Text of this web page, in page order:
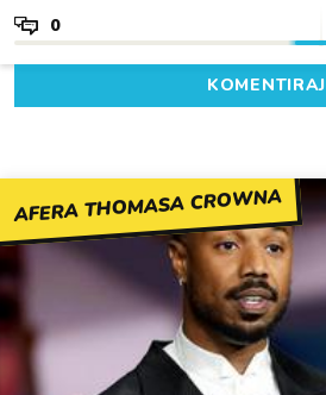
0
KOMENTIRAJ
AFERA THOMASA CROWNA